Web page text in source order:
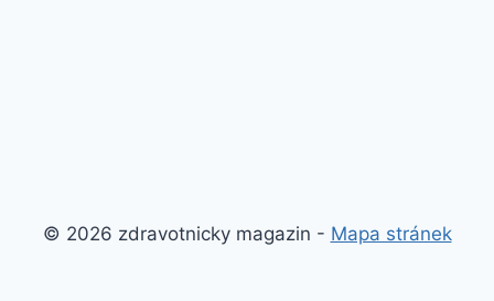
© 2026 zdravotnicky magazin - Mapa stránek